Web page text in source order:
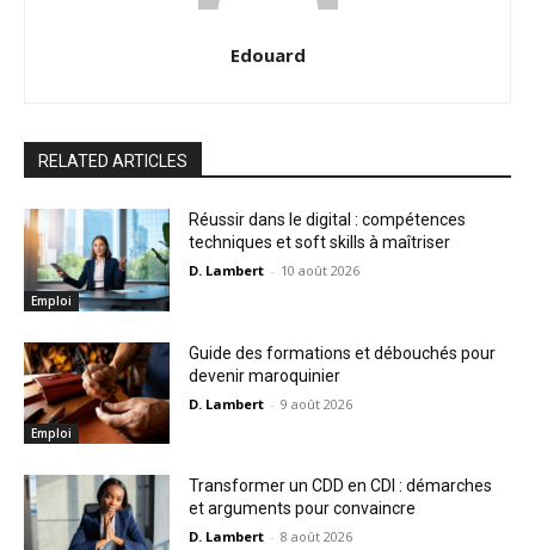
Edouard
RELATED ARTICLES
Emploi
Réussir dans le digital : compétences
techniques et soft skills à maîtriser
D. Lambert - 10 août 2026
Emploi
Guide des formations et débouchés pour
devenir maroquinier
D. Lambert - 9 août 2026
Transformer un CDD en CDI : démarches
et arguments pour convaincre
D. Lambert - 8 août 2026